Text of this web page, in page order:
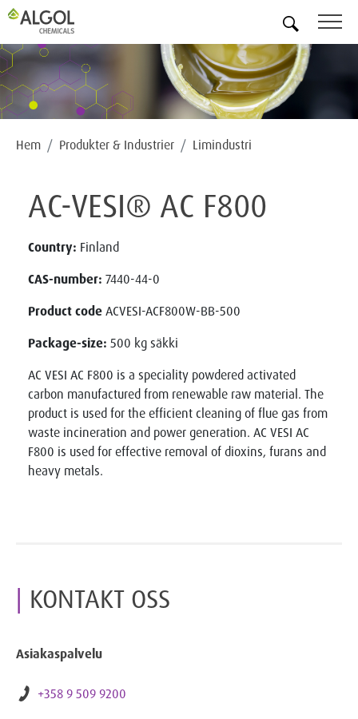
Hem Produkter & Industrier Limindustri
AC-VESI® AC F800
Country: Finland
CAS-number: 7440-44-0
Product code ACVESI-ACF800W-BB-500
Package-size: 500 kg säkki
AC VESI AC F800 is a speciality powdered activated
carbon manufactured from renewable raw material. The
product is used for the efficient cleaning of flue gas from
waste incineration and power generation. AC VESI AC
F800 is used for effective removal of dioxins, furans and
heavy metals.
KONTAKT OSS
Asiakaspalvelu
+358 9 509 9200